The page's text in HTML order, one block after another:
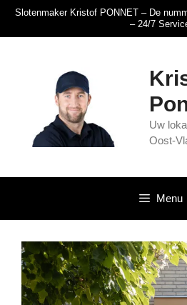
Slotenmaker Kristof PONNET – De
– 24/7
Uw
Oost-
Menu